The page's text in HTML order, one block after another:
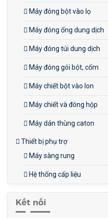
Máy đóng bột vào lọ
Máy đóng ống dung dịch
Máy đóng túi dung dịch
Máy đóng gói bột, cốm
Máy chiết bột vào lon
Máy chiết và đóng hộp
Máy dán thùng caton
Thiết bị phụ trợ
Máy sàng rung
Hệ thống cấp liệu
Kết nối